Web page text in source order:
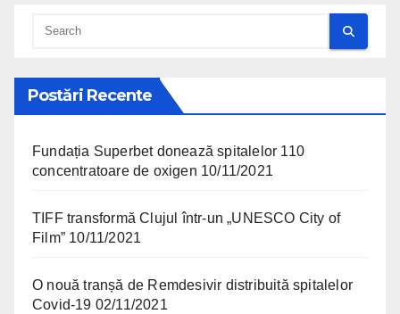
Postări Recente
Fundația Superbet donează spitalelor 110
concentratoare de oxigen 10/11/2021
TIFF transformă Clujul într-un „UNESCO City of
Film” 10/11/2021
O nouă tranșă de Remdesivir distribuită spitalelor
Covid-19 02/11/2021